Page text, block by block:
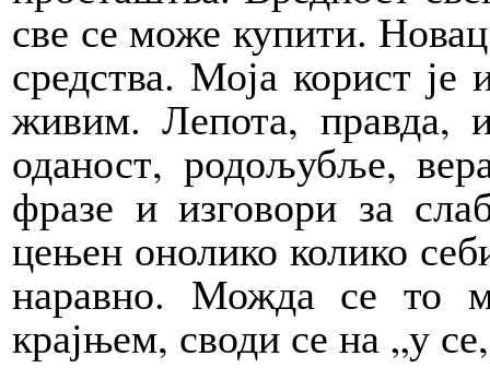
све се може купити.
средства. Моја корист је
живим. Лепота, правда,
оданост, родољубље,
фразе и изговори за
цењен онолико колико
наравно. Можда се то
крајњем, своди се на „у